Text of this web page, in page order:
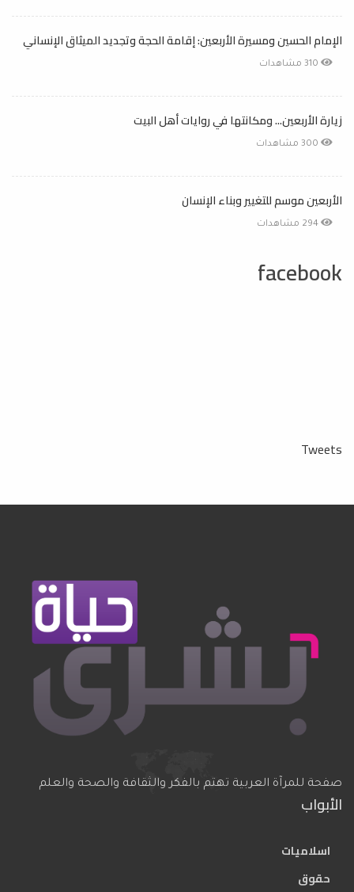
الإمام الحسين ومسيرة الأربعين: إقامة الحجة وتجديد الميثاق الإنساني
زيارة الأربعين... ومكانتها في روايات أهل البيت
الأربعين موسم للتغيير وبناء الإنسان
facebook
Tweets
صفحة للمرآة العربية تهتم بالفكر والثقافة والصحة والعلم
الأبواب
اسلاميات
حقوق